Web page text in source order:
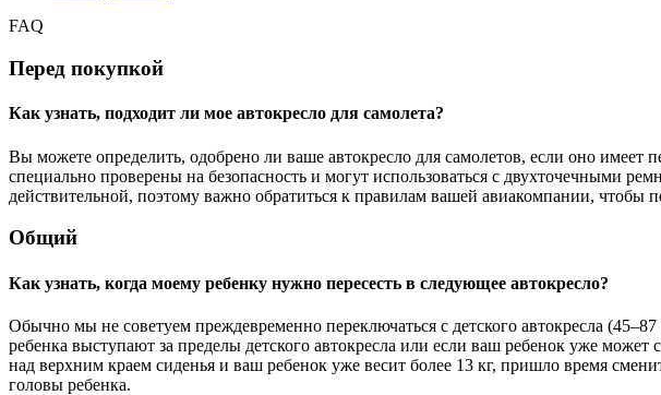
FAQ
Перед покупкой
Как узнать, подходит ли мое автокресло для самолета?
Вы можете определить, одобрено ли ваше автокресло для самолетов, если оно
специально проверены на безопасность и могут использоваться с двухточечными
действительной, поэтому важно обратиться к правилам вашей авиакомпании, чтобы
Общий
Как узнать, когда моему ребенку нужно пересесть в следующее автокресло?
Обычно мы не советуем преждевременно переключаться с детского автокресла
ребенка выступают за пределы детского автокресла или если ваш ребенок уже
над верхним краем сиденья и ваш ребенок уже весит более 13 кг, пришло время
головы ребенка.